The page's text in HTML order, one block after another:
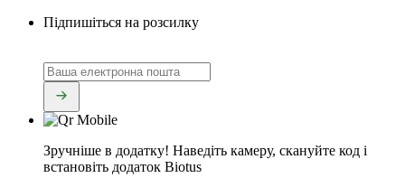
Підпишіться на розсилку
Зручніше в додатку! Наведіть камеру, скануйте код і
встановіть додаток Biotus